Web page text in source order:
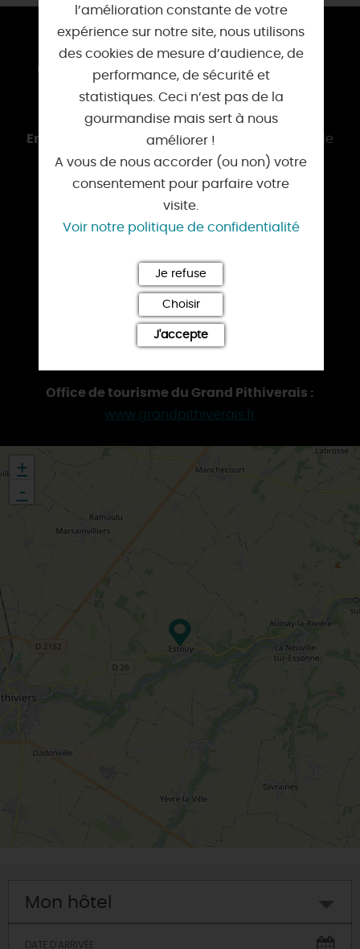
COMMENT S'Y RENDRE ?
En voiture :A 19, D 2152 et D 950
En bus :
au départ de Bromeilles et de
Pithiviers
INFORMATION :
Mairie :
1 place de l'Église
45300 Estouy
02 38 34 20 16
mairie.estouy@orange.fr
Office de tourisme du Grand Pithiverais :
www.grandpithiverais.fr
+
-
Mon hôtel
l’amélioration constante de votre
expérience sur notre site, nous utilisons
des cookies de mesure d’audience, de
performance, de sécurité et
statistiques. Ceci n’est pas de la
gourmandise mais sert à nous
améliorer !
A vous de nous accorder (ou non) votre
consentement pour parfaire votre
visite.
Voir notre politique de confidentialité
Je refuse
Choisir
J'accepte